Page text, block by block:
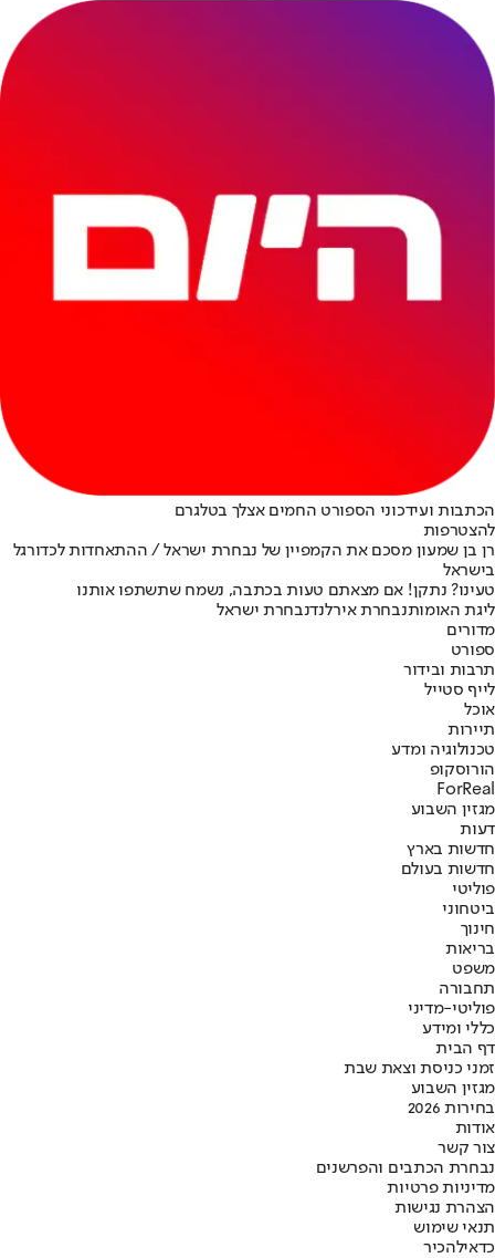
הכתבות ועידכוני הספורט החמים אצלך בטלגרם
להצטרפות
רן בן שמעון מסכם את הקמפיין של נבחרת ישראל / ההתאחדות לכדורגל
בישראל
טעינו? נתקן! אם מצאתם טעות בכתבה, נשמח שתשתפו אותנו
ליגת האומותנבחרת אירלנדנבחרת ישראל
מדורים
ספורט
תרבות ובידור
לייף סטייל
אוכל
תיירות
טכנולוגיה ומדע
הורוסקופ
ForReal
מגזין השבוע
דעות
חדשות בארץ
חדשות בעולם
פוליטי
ביטחוני
חינוך
בריאות
משפט
תחבורה
פוליטי-מדיני
כללי ומידע
דף הבית
זמני כניסת וצאת שבת
מגזין השבוע
בחירות 2026
אודות
צור קשר
נבחרת הכתבים והפרשנים
מדיניות פרטיות
הצהרת נגישות
תנאי שימוש
כדאילהכיר